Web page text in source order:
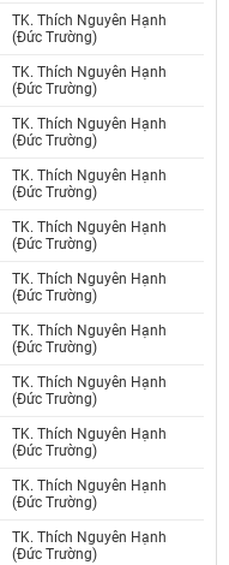
TK. Thích Nguyên Hạnh
(Đức Trường)
TK. Thích Nguyên Hạnh
(Đức Trường)
TK. Thích Nguyên Hạnh
(Đức Trường)
TK. Thích Nguyên Hạnh
(Đức Trường)
TK. Thích Nguyên Hạnh
(Đức Trường)
TK. Thích Nguyên Hạnh
(Đức Trường)
TK. Thích Nguyên Hạnh
(Đức Trường)
TK. Thích Nguyên Hạnh
(Đức Trường)
TK. Thích Nguyên Hạnh
(Đức Trường)
TK. Thích Nguyên Hạnh
(Đức Trường)
TK. Thích Nguyên Hạnh
(Đức Trường)